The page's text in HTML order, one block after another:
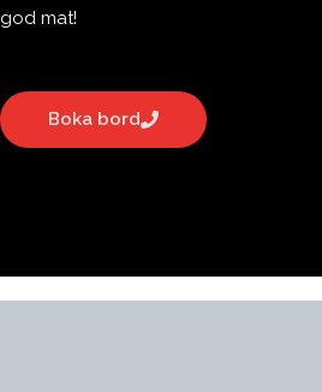
god mat!
Boka bord